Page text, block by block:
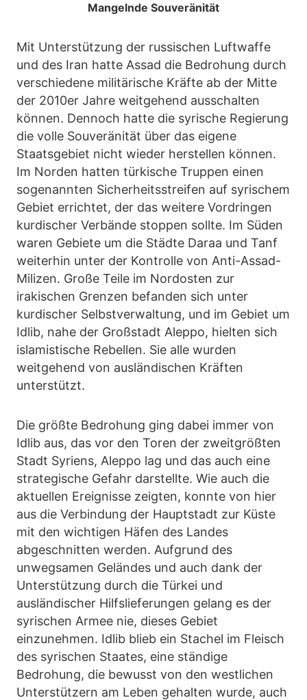
Mangelnde Souveränität
Mit Unterstützung der russischen Luftwaffe
und des Iran hatte Assad die Bedrohung durch
verschiedene militärische Kräfte ab der Mitte
der 2010er Jahre weitgehend ausschalten
können. Dennoch hatte die syrische Regierung
die volle Souveränität über das eigene
Staatsgebiet nicht wieder herstellen können.
Im Norden hatten türkische Truppen einen
sogenannten Sicherheitsstreifen auf syrischem
Gebiet errichtet, der das weitere Vordringen
kurdischer Verbände stoppen sollte. Im Süden
waren Gebiete um die Städte Daraa und Tanf
weiterhin unter der Kontrolle von Anti-Assad-
Milizen. Große Teile im Nordosten zur
irakischen Grenzen befanden sich unter
kurdischer Selbstverwaltung, und im Gebiet um
Idlib, nahe der Großstadt Aleppo, hielten sich
islamistische Rebellen. Sie alle wurden
weitgehend von ausländischen Kräften
unterstützt.
Die größte Bedrohung ging dabei immer von
Idlib aus, das vor den Toren der zweitgrößten
Stadt Syriens, Aleppo lag und das auch eine
strategische Gefahr darstellte. Wie auch die
aktuellen Ereignisse zeigten, konnte von hier
aus die Verbindung der Hauptstadt zur Küste
mit den wichtigen Häfen des Landes
abgeschnitten werden. Aufgrund des
unwegsamen Geländes und auch dank der
Unterstützung durch die Türkei und
ausländischer Hilfslieferungen gelang es der
syrischen Armee nie, dieses Gebiet
einzunehmen. Idlib blieb ein Stachel im Fleisch
des syrischen Staates, eine ständige
Bedrohung, die bewusst von den westlichen
Unterstützern am Leben gehalten wurde, auch